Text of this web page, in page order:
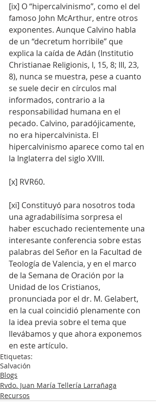
[ix] O “hipercalvinismo”, como el del
famoso John McArthur, entre otros
exponentes. Aunque Calvino habla
de un “decretum horribile” que
explica la caída de Adán (Institutio
Christianae Religionis, I, 15, 8; III, 23,
8), nunca se muestra, pese a cuanto
se suele decir en círculos mal
informados, contrario a la
responsabilidad humana en el
pecado. Calvino, paradójicamente,
no era hipercalvinista. El
hipercalvinismo aparece como tal en
la Inglaterra del siglo XVIII.
[x] RVR60.
[xi] Constituyó para nosotros toda
una agradabilísima sorpresa el
haber escuchado recientemente una
interesante conferencia sobre estas
palabras del Señor en la Facultad de
Teología de Valencia, y en el marco
de la Semana de Oración por la
Unidad de los Cristianos,
pronunciada por el dr. M. Gelabert,
en la cual coincidió plenamente con
la idea previa sobre el tema que
llevábamos y que ahora exponemos
en este artículo.
Etiquetas:
Salvación
Blogs
Rvdo. Juan María Tellería Larrañaga
Recursos